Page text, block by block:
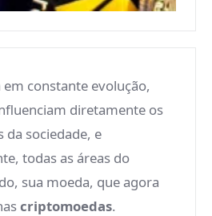
constante evolução,
diretamente os
sociedade, e
todas as áreas do
sua moeda, que agora
criptomoedas.